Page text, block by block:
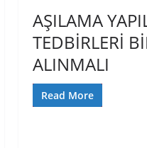
AŞILAMA
TEDBİRLERİ
ALINMALI
Read More